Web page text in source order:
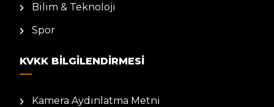
Bilim & Teknoloji
Spor
KVKK BILGILENDIRMESI
Kamera Aydınlatma Metni